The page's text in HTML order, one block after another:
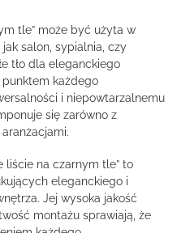
tle” może być użyta w
salon, sypialnia, czy
tło dla eleganckiego
każdego
i niepowtarzalnemu
się zarówno z
liście na czarnym tle” to
eleganckiego i
Jej wysoka jakość
montażu sprawiają, że